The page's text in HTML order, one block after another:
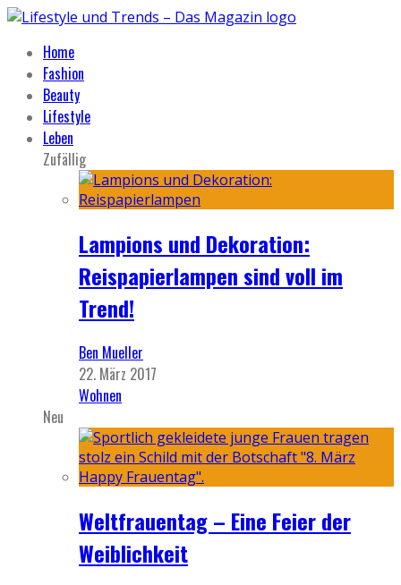
Home
Fashion
Beauty
Lifestyle
Leben
Zufällig
Lampions und Dekoration:
Reispapierlampen sind voll im
Trend!
Ben Mueller
22. März 2017
Wohnen
Neu
Weltfrauentag – Eine Feier der
Weiblichkeit